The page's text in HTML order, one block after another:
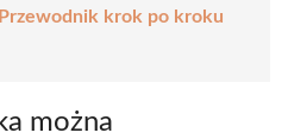
Przewodnik krok po kroku
można